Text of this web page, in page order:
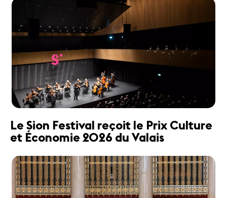
Le Sion Festival reçoit le Prix Culture
et Économie 2026 du Valais